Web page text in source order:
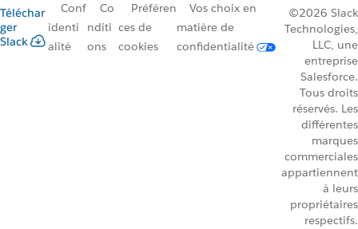
Téléchar
ger
Slack
Conf
identi
alité
Co
nditi
ons
Préféren
ces de
cookies
Vos choix en
matière de
confidentialité
©2026 Slack
Technologies,
LLC, une
entreprise
Salesforce.
Tous droits
réservés. Les
différentes
marques
commerciales
appartiennent
à leurs
propriétaires
respectifs.